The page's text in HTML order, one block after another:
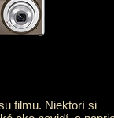
filmu. Niektorí si